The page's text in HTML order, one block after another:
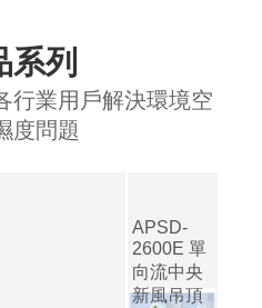
系列
行業用戶解決環境空
度問題
APSD-
2600E 單
向流中央
新風吊頂